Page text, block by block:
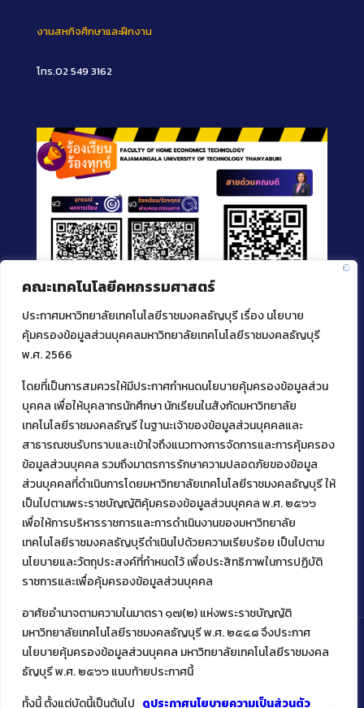
คณะเทคโนโลยีคหกรรมศาสตร์
ประกาศมหาวิทยาลัยเทคโนโลยีราชมงคลธัญบุรี เรื่อง นโยบาย
คุ้มครองข้อมูลส่วนบุคคลมหาวิทยาลัยเทคโนโลยีราชมงคลธัญบุรี
พ.ศ. 2566
โดยที่เป็นการสมควรให้มีประกาศกำหนดนโยบายคุ้มครองข้อมูลส่วน
บุคคล เพื่อให้บุคลากรนักศึกษา นักเรียนในสังกัดมหาวิทยาลัย
เทคโนโลยีราชมงคลธัญรี ในฐานะเจ้าของข้อมูลส่วนบุคคลและ
สาธารณชนรับทราบและเข้าใจถึงแนวทางการจัดการและการคุ้มครอง
ข้อมูลส่วนบุคคล รวมถึงมาตรการรักษาความปลอดภัยของข้อมูล
ส่วนบุคคลที่ดำเนินการโดยมหาวิทยาลัยเทคโนโลยีราชมงคลธัญบุรี ให้
เป็นไปตามพระราชบัญญัติคุ้มครองข้อมูลส่วนบุคคล พ.ศ. ๒๕๖๖
เพื่อให้การบริหารราชการและการดำเนินงานของมหาวิทยาลัย
เทคโนโลยีราชมงคลธัญบุรีดำเนินไปด้วยความเรียบร้อย เป็นไปตาม
นโยบายและวัตถุประสงค์ที่กำหนดไว้ เพื่อประสิทธิภาพในการปฏิบัติ
ราชการและเพื่อคุ้มครองข้อมูลส่วนบุคคล
อาศัยอำนาจตามความในมาตรา ๑๗(๒) แห่งพระราชบัญญัติ
มหาวิทยาลัยเทคโนโลยีราชมงคลธัญบุรี พ.ศ. ๒๕๔๘ จึงประกาศ
นโยบายคุ้มครองข้อมูลส่วนบุคคล มหาวิทยาลัยเทคโนโลยีราชมงคล
ธัญบุรี พ.ศ. ๒๕๖๖ แนบท้ายประกาศนี้
ทั้งนี้ ตั้งแต่บัดนี้เป็นต้นไป ดูประกาศนโยบายความเป็นส่วนตัว
งานสหกิจศึกษาและฝึกงาน
โทร.02 549 3162
ติดต่อคณะเทคโนโลยีคหกรรมศาสตร์
39 หมู่ 1
ต.คลองหก อ. คลองหลวง
จ.ปทุมธานี 12120
โทร 02 549 3161
Copyright ©️ 2022 คณะเทคโนโลยีคหกรรมศาสตร์ มหาวิทยาลัย
เทคโนโลยีราชมงคลธัญบุรี